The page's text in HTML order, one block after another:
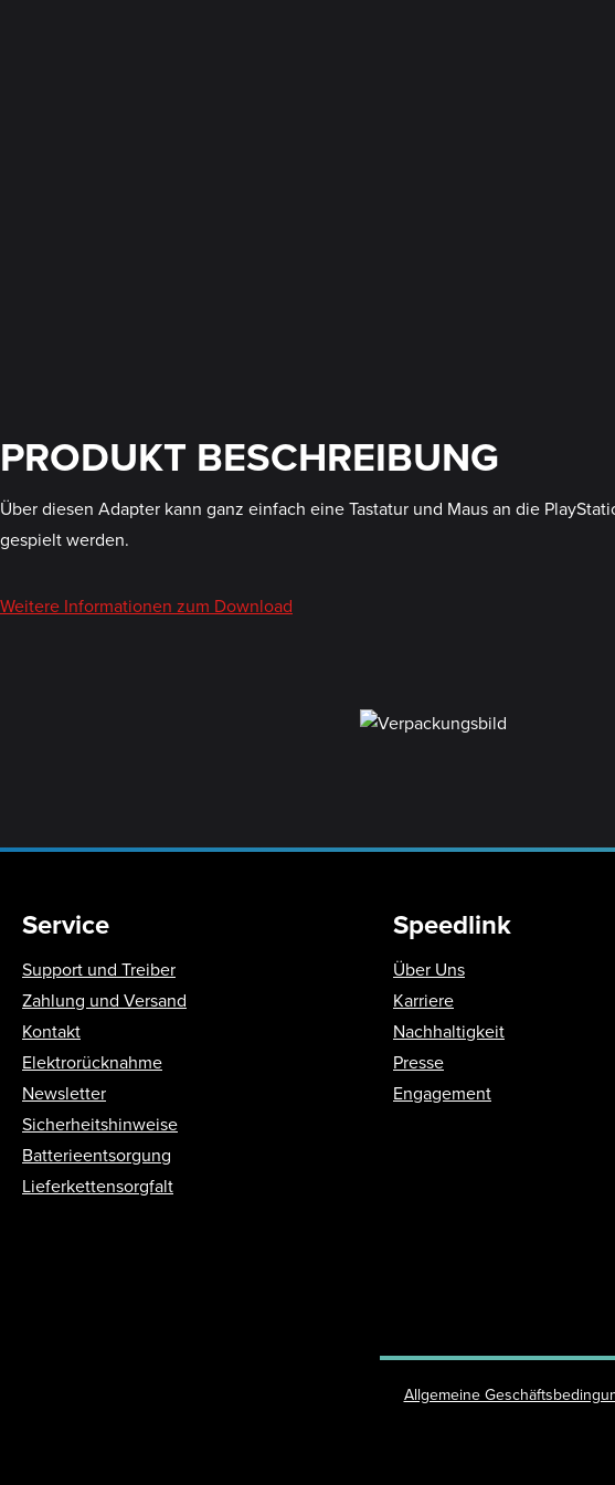
PRODUKT BESCHREIBUNG
Über diesen Adapter kann ganz einfach eine Tastatur und Maus an die
gespielt werden.
Weitere Informationen zum Download
Service
Support und Treiber
Zahlung und Versand
Kontakt
Elektrorücknahme
Newsletter
Sicherheitshinweise
Batterieentsorgung
Lieferkettensorgfalt
Speedlink
Über Uns
Karriere
Nachhaltigkeit
Presse
Engagement
Allgemeine